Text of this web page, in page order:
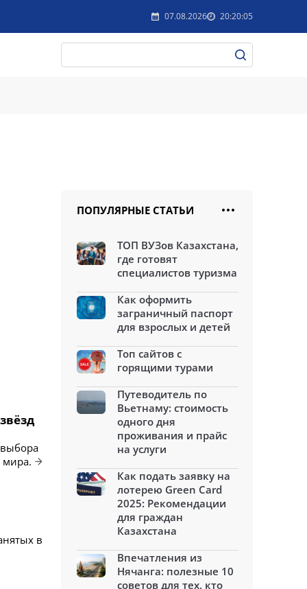
07.08.2026 20:20:05
выбора
мира.
в
ПОПУЛЯРНЫЕ СТАТЬИ
ТОП ВУЗов Казахстана,
где готовят
специалистов туризма
Как оформить
заграничный паспорт
для взрослых и детей
Топ сайтов с
горящими турами
Путеводитель по
Вьетнаму: стоимость
одного дня
проживания и прайс
на услуги
Как подать заявку на
лотерею Green Card
2025: Рекомендации
для граждан
Казахстана
Впечатления из
Нячанга: полезные 10
советов для тех, кто